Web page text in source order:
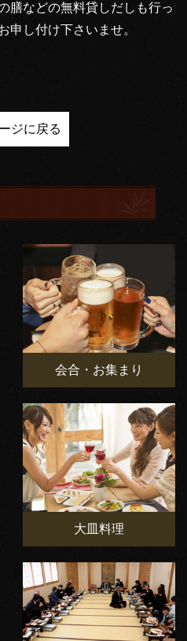
膳などの無料貸しだしも行っ
申し付け下さいませ。
ジに戻る
会合・お集まり
大皿料理